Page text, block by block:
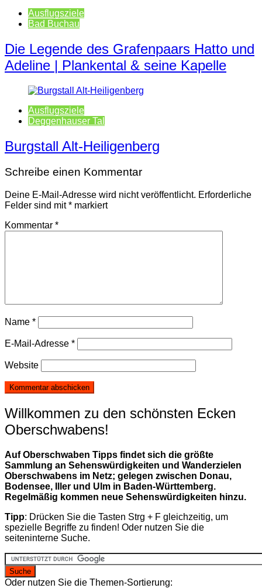
Ausflugsziele
Bad Buchau
Die Legende des Grafenpaars Hatto und
Adeline | Plankental & seine Kapelle
Ausflugsziele
Deggenhauser Tal
Burgstall Alt-Heiligenberg
Schreibe einen Kommentar
Deine E-Mail-Adresse wird nicht veröffentlicht. Erforderliche
Felder sind mit* markiert
Kommentar *
Name *
E-Mail-Adresse *
Website
Willkommen zu den schönsten Ecken
Oberschwabens!
Auf Oberschwaben Tipps findet sich die größte
Sammlung an Sehenswürdigkeiten und Wanderzielen
Oberschwabens im Netz; gelegen zwischen Donau,
Bodensee, Iller und Ulm in Baden-Württemberg.
Regelmäßig kommen neue Sehenswürdigkeiten hinzu.
Tipp: Drücken Sie die Tasten Strg + F gleichzeitig, um
spezielle Begriffe zu finden! Oder nutzen Sie die
seiteninterne Suche.
Oder nutzen Sie die Themen-Sortierung: